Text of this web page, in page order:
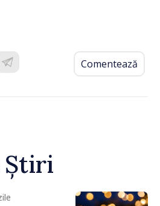
Comentează
Știri